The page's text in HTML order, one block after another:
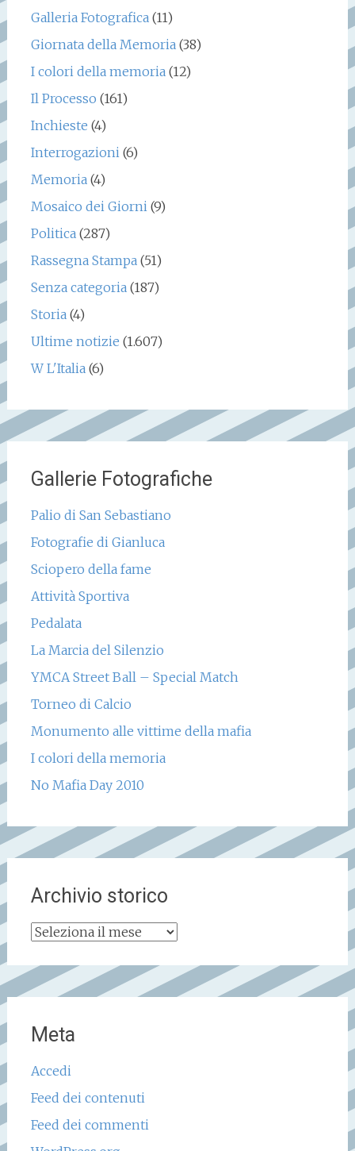
Galleria Fotografica(11)
Giornata della Memoria(38)
I colori della memoria(12)
Il Processo (161)
Inchieste (4)
Interrogazioni(6)
Memoria(4)
Mosaico dei Giorni(9)
Politica(287)
Rassegna Stampa(51)
Senza categoria(187)
Storia(4)
Ultime notizie (1.607)
W L'Italia(6)
Gallerie Fotografiche
Palio di San Sebastiano
Fotografie di Gianluca
Sciopero della fame
Attività Sportiva
Pedalata
La Marcia del Silenzio
YMCA Street Ball – Special Match
Torneo di Calcio
Monumento alle vittime della mafia
I colori della memoria
No Mafia Day 2010
Archivio storico
Archivio
Meta
Accedi
Feed dei contenuti
Feed dei commenti